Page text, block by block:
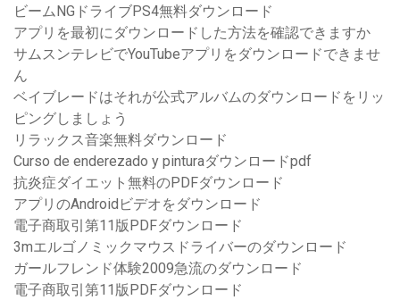
ビームNGドライブPS4無料ダウンロード
アプリを最初にダウンロードした方法を確認できますか
サムスンテレビでYouTubeアプリをダウンロードできませ
ん
ベイブレードはそれが公式アルバムのダウンロードをリッ
ピングしましょう
リラックス音楽無料ダウンロード
Curso de enderezado y pinturaダウンロードpdf
抗炎症ダイエット無料のPDFダウンロード
アプリのAndroidビデオをダウンロード
電子商取引第11版PDFダウンロード
3mエルゴノミックマウスドライバーのダウンロード
ガールフレンド体験2009急流のダウンロード
電子商取引第11版PDFダウンロード